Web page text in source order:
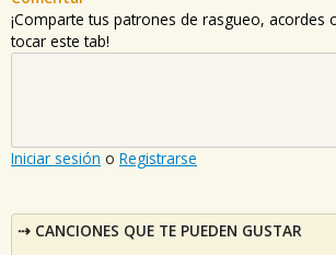
¡Comparte tus patrones de rasgueo, acordes
tocar este tab!
Iniciar sesión o Registrarse
CANCIONES QUE TE PUEDEN GUSTAR